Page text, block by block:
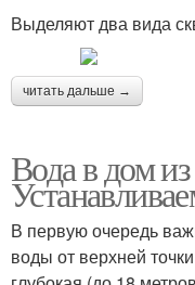
Выделяют два вида
читать дальше →
Вода в дом
В первую очередь
воды от верхней